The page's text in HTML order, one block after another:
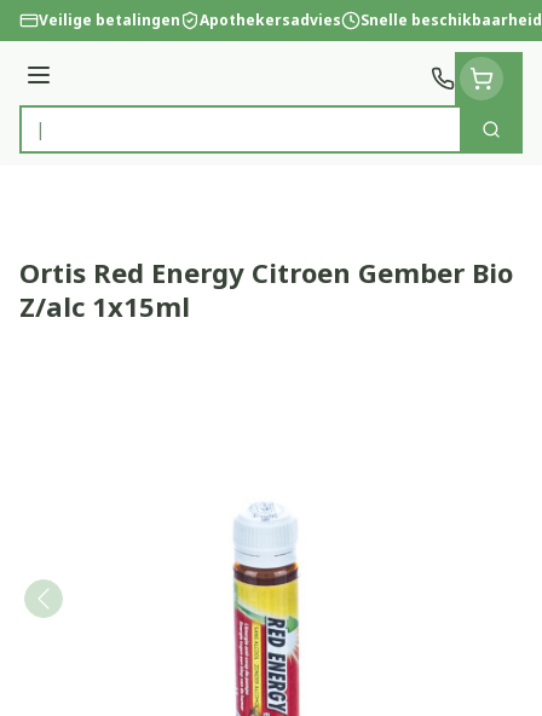
Ga naar de inhoud
Veilige betalingen Apothekersadvies Snelle beschikbaarheid
Menu
Product, merk, categorie...
Zoek
Ortis Red Energy Citroen Gember Bio
Z/alc 1x15ml